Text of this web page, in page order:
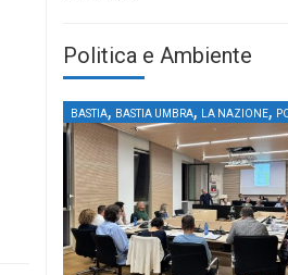
Politica e Ambiente
BASTIA, BASTIA UMBRA, LA NAZIONE,